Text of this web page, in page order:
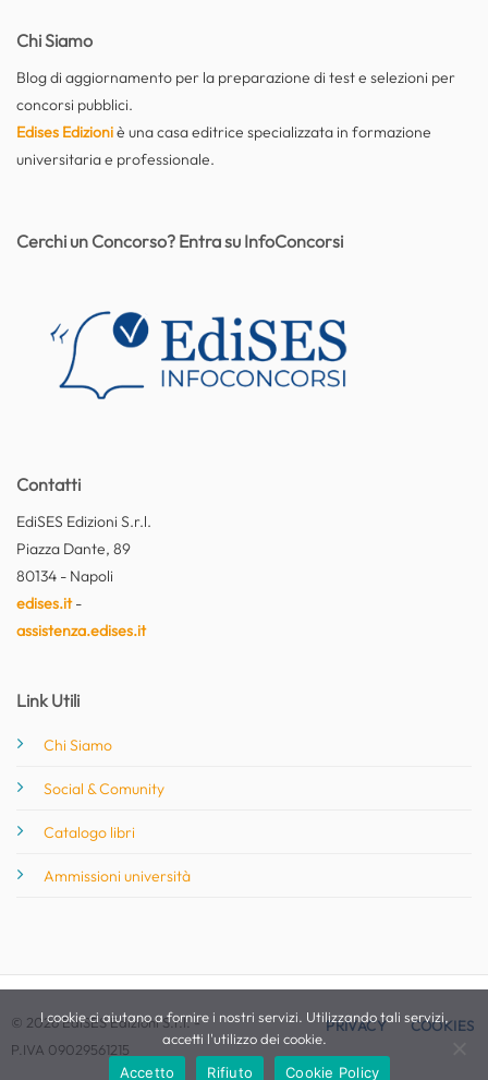
Chi Siamo
Blog di aggiornamento per la preparazione di test e selezioni per
concorsi pubblici.
Edises Edizioniè una casa editrice specializzata in formazione
universitaria e professionale.
Contatti
EdiSES Edizioni S.r.l.
Piazza Dante, 89
80134 - Napoli
edises.it-
assistenza.edises.it
Link Utili
Chi Siamo
Social & Comunity
Catalogo libri
Ammissioni università
Cerchi un Concorso? Entra su InfoConcorsi
© 2026 EdiSES Edizioni S.r.l. -
P.IVA 09029561215
PRIVACY COOKIES
I cookie ci aiutano a fornire i nostri servizi. Utilizzando tali servizi,
accetti l'utilizzo dei cookie.
Accetto
Rifiuto Cookie Policy